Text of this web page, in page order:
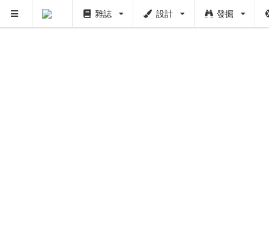
雜誌 設計 發掘